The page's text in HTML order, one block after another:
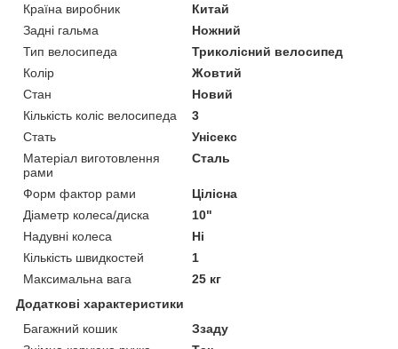
Країна виробник
Китай
Задні гальма
Ножний
Тип велосипеда
Триколісний велосипед
Колір
Жовтий
Стан
Новий
Кількість коліс велосипеда
3
Стать
Унісекс
Матеріал виготовлення
рами
Сталь
Форм фактор рами
Цілісна
Діаметр колеса/диска
10"
Надувні колеса
Ні
Кількість швидкостей
1
Максимальна вага
25 кг
Додаткові характеристики
Багажний кошик
Ззаду